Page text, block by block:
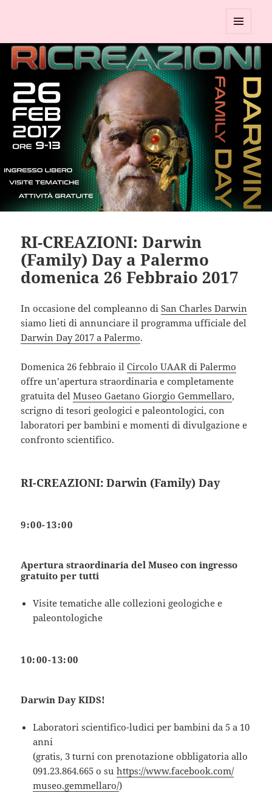
E
WIDGET
RI-CREAZIONI: Darwin
(Family) Day a Palermo
domenica 26 Febbraio 2017
In occasione del compleanno diSan Charles Darwin
siamo lieti di annunciare il programma ufficiale del
Darwin Day 2017 a Palermo.
Domenica 26 febbraio ilCircolo UAAR di Palermo
offre un’apertura straordinaria e completamente
gratuita delMuseo Gaetano Giorgio Gemmellaro,
scrigno di tesori geologici e paleontologici, con
laboratori per bambini e momenti di divulgazione e
confronto scientifico.
RI-CREAZIONI: Darwin (Family) Day
9:00-13:00
Apertura straordinaria del Museo con ingresso
gratuito per tutti
Visite tematiche alle collezioni geologiche e
paleontologiche
10:00-13:00
Darwin Day KIDS!
Laboratori scientifico-ludici per bambini da 5 a 10
anni
(gratis, 3 turni con prenotazione obbligatoria allo
091.23.864.665 o suhttps://www.facebook.com/
museo.gemmellaro/)